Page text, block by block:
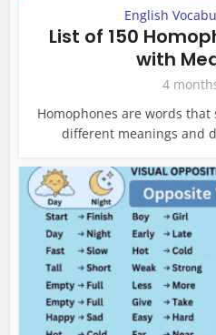
English
List of 150
with
4
Homophones are words
different meanings and